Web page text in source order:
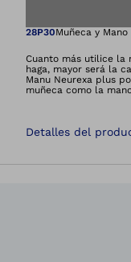
Abre
28P30Muñeca y Mano
Cuanto más utilice la
haga, mayor será la
Manu Neurexa plus
muñeca como la
frenado de la
Detalles del